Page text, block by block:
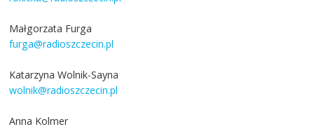
Małgorzata Furga
furga@radioszczecin.pl
Katarzyna Wolnik-Sayna
wolnik@radioszczecin.pl
Anna Kolmer